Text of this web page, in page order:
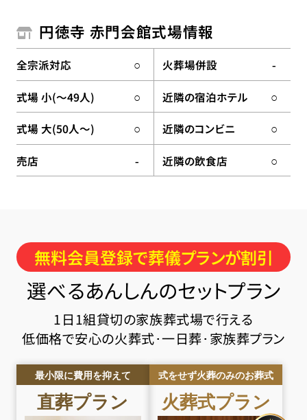
円徳寺 赤門会館式場情報
全宗派対応 ○ 火葬場併設 -
式場 小(〜49人) ○ 近隣の宿泊ホテル ○
式場 大(50人〜) ○ 近隣のコンビニ ○
売店 - 近隣の飲食店 ○
無料会員登録で葬儀プランが割引
選べるあんしんのセットプラン
1日1組貸切の家族葬式場で行える
低価格で安心の火葬式･一日葬･家族葬プラン
最小限に費用を抑えて
直葬プラン
式をせず火葬のみのお葬式
火葬式プラン